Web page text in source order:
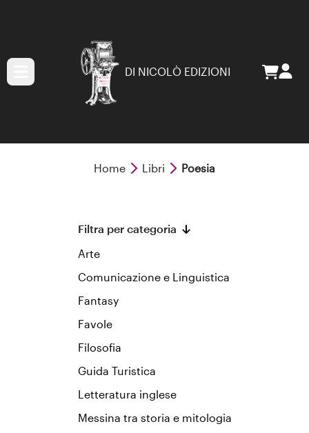
DI NICOLÒ EDIZIONI
Home Libri Poesia
Filtra per categoria
Arte
Comunicazione e Linguistica
Fantasy
Favole
Filosofia
Guida Turistica
Letteratura inglese
Messina tra storia e mitologia